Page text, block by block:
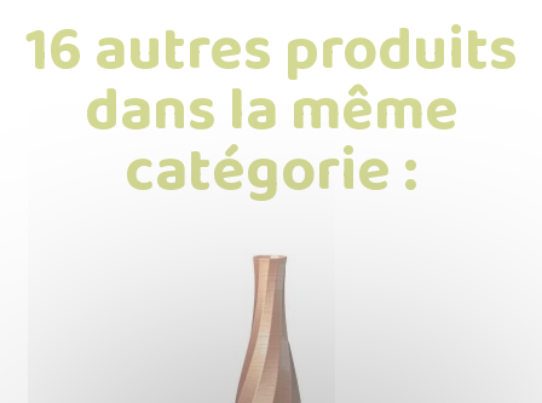
16 autres produits
dans la même
catégorie :